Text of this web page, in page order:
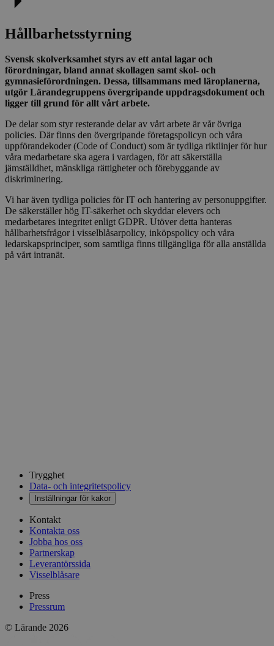
Hållbarhetsstyrning​​​​‌ ‍ ​‍​‍‌‍ ‌ ​‍‌‍‍‌‌‍‌ ‌‍‍‌‌‍ ‍​‍​‍​ ‍‍​‍​‍‌ ​ ‌‍​‌‌‍ ‍‌‍‍‌‌ ‌​‌ ‍‌​‍ ‍‌‍‍‌‌‍ ​‍​‍​‍ ​​‍​‍‌‍‍​‌ ​‍‌‍‌‌‌‍‌‍​‍​‍​ ‍‍​‍​‍​‍ ‌ ​ ‌ ‌​‌ ‌‌‌‍‌​‌‍‍‌‌‍ ​‍ ‌‍‍‌‌‍ ‍‌ ‌​‌‍‌‌‌‍ ‍‌ ‌​​‍ ‌‍‌‌‌‍‌​‌‍‍‌‌ ‌​​‍ ‌‍ ‌‌‍ ‌‍‌​‌‍‌‌​ ‌‌ ​​‌ ​‍‌‍‌‌‌ ​ ‌‍‌‌‌‍ ‍‌ ‌​‌‍​‌‌ ‌​‌‍‍‌‌‍ ‌‍ ‍​ ‍ ‌‍‍‌‌‍‌​​ ‌​ ​‌​ ​‌​ ‌‌‌‍‌‍​ ​‌‌‍‌‌‌‍​‍​ ‌‌​‍ ‌​ ‌​​ ‌​‌‍​‌‌‍‌‍​‍ ‌​ ‌​​ ​ ​ ‌ ‌‍‌‌​‍ ‌‌‍​‍​ ​‍‌‍​‍​ ‌‍​‍ ‌‌‍‌‍‌‍​ ​ ‍‌‌‍‌​​ ​‌‌‍​‌​ ‌ ​ ‌‍​ ‍​​ ​ ‌‍​‌​ ​‌​ ‍ ‌ ‌​‌ ‍‌‌ ​​‌‍‌‌​ ‌‌‍​‌‌ ​‍‌ ‌​‌‍‍‌‌‍​ ‌‍ ​‌‍‌‌‌‌​​‌‍​‌‌‍‌ ‌‍‌‌​ ‍ ‌ ​​‌‍​‌‌ ‌​‌‍‍​​ ‌‌ ​​‌‍​‌‌‍‌ ‌‍‌‌‌​​‍‌ ‌‌‌‍‍‌‌‍ ​‌‍‌​‌‍‌‌‌ ​‍​‍‌‌​ ‌‌‌​​‍‌‌ ‌‍‍ ‌‍‌‌‌ ‍‌​‍‌‌​ ​ ‌​‌​​‍‌‌​ ​ ‌​‌​​‍‌‌​ ​‍​ ​‍​ ‌‍​ ​‍​ ​‌​ ‍​​ ‌‍​ ​‍​ ‌‍‌‍‌‍​ ​ ​ ​‌​ ​ ​ ​‌​‍‌‌​ ​‍​ ​‍​‍‌‌​ ‌‌‌​‌​​‍ ‍‌‍​ ‌‍ ‌‍ ‍‌ ‌​‌‍‌‌‌‍ ‍‌ ‌​​‍‌‌​ ‌‌‌​​‍‌‌ ‌‍‍ ‌‍‌‌‌ ‍‌​‍‌‌​ ​ ‌​‌​​‍‌‌​ ​ ‌​‌​​‍‌‌​ ​‍​ ​‍‌‍‌​‌‍‌‍‌‍​ ‌‍‌‌​ ‌ ​ ​​​ ‌‌​ ‍​​ ​​‌‍​ ‌‍‌‍​ ​ ​‍‌‌​ ​‍​ ​‍​‍‌‌​ ‌‌‌​‌​​‍ ‍‌‍​ ‌‍‍​‌‍‍‌‌‍ ​‌‍‌​‌ ​‍‌‍‌‌‌‍ ‍​‍‌‌​ ‌‌‌​​‍‌‌ ‌‍‍ ‌‍‌‌‌ ‍‌​‍‌‌​ ​ ‌​‌​​‍‌‌​ ​ ‌​‌​​‍‌‌​ ​‍​ ​‍‌‍‌‌​ ‌‌​ ‍​​ ​‍‌‍​‌​ ​ ​ ​‌​ ‍​‌‍‌‍‌‍​ ‌‍​ ​ ​‍​‍‌‌​ ​‍​ ​‍​‍‌‌​ ‌‌‌​‌​​‍ ‍‌ ‌​‌‍‌‌‌ ‍​‌ ‌​​ ‌‍​‍‌‍​‌‌ ​ ‌‍‌‌‌‌‌‌‌ ​‍‌‍ ​​ ‌​‍‌‌​ ​‍‌​‌‍‌ ​ ‌ ‌​‌ ‌‌‌‍‌​‌‍‍‌‌‍ ​‍‌‍‌‍‍‌‌‍‌​​ ‌​ ​‌​ ​‌​ ‌‌‌‍‌‍​ ​‌‌‍‌‌‌‍​‍​ ‌‌​‍ ‌​ ‌​​ ‌​‌‍​‌‌‍‌‍​‍ ‌​ ‌​​ ​ ​ ‌ ‌‍‌‌​‍ ‌‌‍​‍​ ​‍‌‍​‍​ ‌‍​‍ ‌‌‍‌‍‌‍​ ​ ‍‌‌‍‌​​ ​‌‌‍​‌​ ‌ ​ ‌‍​ ‍​​ ​ ‌‍​‌​ ​‌​‍‌‍‌ ‌​‌ ‍‌‌ ​​‌‍‌‌​ ‌‌‍​‌‌ ​‍‌ ‌​‌‍‍‌‌‍​ ‌‍ ​‌‍‌‌‌‌​​‌‍​‌‌‍‌ ‌‍‌‌​‍‌‍‌ ​​‌‍​‌‌ ‌​‌‍‍​​ ‌‌ ​​‌‍​‌‌‍‌ ‌‍‌‌‌​​‍‌ ‌‌‌‍‍‌‌‍ ​‌‍‌​‌‍‌‌‌ ​‍​‍‌‌​ ‌‌‌​​‍‌‌ ‌‍‍ ‌‍‌‌‌ ‍‌​‍‌‌​ ​ ‌​‌​​‍‌‌​ ​ ‌​‌​​‍‌‌​ ​‍​ ​‍​ ‌‍​ ​‍​ ​‌​ ‍​​ ‌‍​ ​‍​ ‌‍‌‍‌‍​ ​ ​ ​‌​ ​ ​ ​‌​‍‌‌​ ​‍​ ​‍​‍‌‌​ ‌‌‌​‌​​‍ ‍‌‍​ ‌‍ ‌‍ ‍‌ ‌​‌‍‌‌‌‍ ‍‌ ‌​​‍‌‌​ ‌‌‌​​‍‌‌ ‌‍‍ ‌‍‌‌‌ ‍‌​‍‌‌​ ​ ‌​‌​​‍‌‌​ ​ ‌​‌​​‍‌‌​ ​‍​ ​‍‌‍‌​‌‍‌‍‌‍​ ‌‍‌‌​ ‌ ​ ​​​ ‌‌​ ‍​​ ​​‌‍​ ‌‍‌‍​ ​ ​‍‌‌​ ​‍​ ​‍​‍‌‌​ ‌‌‌​‌​​‍ ‍‌‍​ ‌‍‍​‌‍‍‌‌‍ ​‌‍‌​‌ ​‍‌‍‌‌‌‍ ‍​‍‌‌​ ‌‌‌​​‍‌‌ ‌‍‍ ‌‍‌‌‌ ‍‌​‍‌‌​ ​ ‌​‌​​‍‌‌​ ​ ‌​‌​​‍‌‌​ ​‍​ ​‍‌‍‌‌​ ‌‌​ ‍​​ ​‍‌‍​‌​ ​ ​ ​‌​ ‍​‌‍‌‍‌‍​ ‌‍​ ​ ​‍​‍‌‌​ ​‍​ ​‍​‍‌‌​ ‌‌‌​‌​​‍ ‍‌ ‌​‌‍‌‌‌ ‍​‌ ‌​​‍‌‍‌ ​​‌‍‌‌‌ ​‍‌ ​ ‌ ​​‌‍‌‌‌‍​ ‌ ‌​‌‍‍‌‌ ‌‍‌‍‌‌​ ‌‌ ​​‌ ‌‌‌‍​‍‌‍ ​‌‍‍‌‌ ​ ‌‍‍​‌‍‌‌‌‍‌​​‍​‍‌ ‌
Svensk skolverksamhet styrs av ett antal lagar och
förordningar, bland annat skollagen samt skol- och
gymnasieförordningen. Dessa, tillsammans med läroplanerna,
utgör Lärandegruppens övergripande uppdragsdokument och
ligger till grund för allt vårt arbete.​​​​‌ ‍ ​‍​‍‌‍ ‌ ​‍‌‍‍‌‌‍‌ ‌‍‍‌‌‍ ‍​‍​‍​ ‍‍​‍​‍‌ ​ ‌‍​‌‌‍ ‍‌‍‍‌‌ ‌​‌ ‍‌​‍ ‍‌‍‍‌‌‍ ​‍​‍​‍ ​​‍​‍‌‍‍​‌ ​‍‌‍‌‌‌‍‌‍​‍​‍​ ‍‍​‍​‍​‍ ‌ ​ ‌ ‌​‌ ‌‌‌‍‌​‌‍‍‌‌‍ ​‍ ‌‍‍‌‌‍ ‍‌ ‌​‌‍‌‌‌‍ ‍‌ ‌​​‍ ‌‍‌‌‌‍‌​‌‍‍‌‌ ‌​​‍ ‌‍ ‌‌‍ ‌‍‌​‌‍‌‌​ ‌‌ ​​‌ ​‍‌‍‌‌‌ ​ ‌‍‌‌‌‍ ‍‌ ‌​‌‍​‌‌ ‌​‌‍‍‌‌‍ ‌‍ ‍​ ‍ ‌‍‍‌‌‍‌​​ ‌​ ​‌​ ​‌​ ‌‌‌‍‌‍​ ​‌‌‍‌‌‌‍​‍​ ‌‌​‍ ‌​ ‌​​ ‌​‌‍​‌‌‍‌‍​‍ ‌​ ‌​​ ​ ​ ‌ ‌‍‌‌​‍ ‌‌‍​‍​ ​‍‌‍​‍​ ‌‍​‍ ‌‌‍‌‍‌‍​ ​ ‍‌‌‍‌​​ ​‌‌‍​‌​ ‌ ​ ‌‍​ ‍​​ ​ ‌‍​‌​ ​‌​ ‍ ‌ ‌​‌ ‍‌‌ ​​‌‍‌‌​ ‌‌‍​‌‌ ​‍‌ ‌​‌‍‍‌‌‍​ ‌‍ ​‌‍‌‌‌‌​​‌‍​‌‌‍‌ ‌‍‌‌​ ‍ ‌ ​​‌‍​‌‌ ‌​‌‍‍​​ ‌‌ ​​‌‍​‌‌‍‌ ‌‍‌‌‌​​‍‌ ‌‌‌‍‍‌‌‍ ​‌‍‌​‌‍‌‌‌ ​‍​‍‌‌​ ‌‌‌​​‍‌‌ ‌‍‍ ‌‍‌‌‌ ‍‌​‍‌‌​ ​ ‌​‌​​‍‌‌​ ​ ‌​‌​​‍‌‌​ ​‍​ ​‍​ ‌‍​ ​‍​ ​‌​ ‍​​ ‌‍​ ​‍​ ‌‍‌‍‌‍​ ​ ​ ​‌​ ​ ​ ​‌​‍‌‌​ ​‍​ ​‍​‍‌‌​ ‌‌‌​‌​​‍ ‍‌‍​ ‌‍ ‌‍ ‍‌ ‌​‌‍‌‌‌‍ ‍‌ ‌​​‍‌‌​ ‌‌‌​​‍‌‌ ‌‍‍ ‌‍‌‌‌ ‍‌​‍‌‌​ ​ ‌​‌​​‍‌‌​ ​ ‌​‌​​‍‌‌​ ​‍​ ​‍‌‍‌‌​ ‌‌​ ‍‌​ ‌‌‌‍‌‍‌‍​ ​ ‌​​ ​ ‌‍​‍‌‍​ ​ ​‌​ ‌​​‍‌‌​ ​‍​ ​‍​‍‌‌​ ‌‌‌​‌​​‍ ‍‌‍​ ‌‍‍​‌‍‍‌‌‍ ​‌‍‌​‌ ​‍‌‍‌‌‌‍ ‍​‍‌‌​ ‌‌‌​​‍‌‌ ‌‍‍ ‌‍‌‌‌ ‍‌​‍‌‌​ ​ ‌​‌​​‍‌‌​ ​ ‌​‌​​‍‌‌​ ​‍​ ​‍​ ​ ​ ​‌​ ‍‌​ ​‍​ ‌​‌‍​‍​ ‌ ​ ‌‍‌‍​‌​ ‍​‌‍​‍‌‍​ ​‍‌‌​ ​‍​ ​‍​‍‌‌​ ‌‌‌​‌​​‍ ‍‌ ‌​‌‍‌‌‌ ‍​‌ ‌​​ ‌‍​‍‌‍​‌‌ ​ ‌‍‌‌‌‌‌‌‌ ​‍‌‍ ​​ ‌​‍‌‌​ ​‍‌​‌‍‌ ​ ‌ ‌​‌ ‌‌‌‍‌​‌‍‍‌‌‍ ​‍‌‍‌‍‍‌‌‍‌​​ ‌​ ​‌​ ​‌​ ‌‌‌‍‌‍​ ​‌‌‍‌‌‌‍​‍​ ‌‌​‍ ‌​ ‌​​ ‌​‌‍​‌‌‍‌‍​‍ ‌​ ‌​​ ​ ​ ‌ ‌‍‌‌​‍ ‌‌‍​‍​ ​‍‌‍​‍​ ‌‍​‍ ‌‌‍‌‍‌‍​ ​ ‍‌‌‍‌​​ ​‌‌‍​‌​ ‌ ​ ‌‍​ ‍​​ ​ ‌‍​‌​ ​‌​‍‌‍‌ ‌​‌ ‍‌‌ ​​‌‍‌‌​ ‌‌‍​‌‌ ​‍‌ ‌​‌‍‍‌‌‍​ ‌‍ ​‌‍‌‌‌‌​​‌‍​‌‌‍‌ ‌‍‌‌​‍‌‍‌ ​​‌‍​‌‌ ‌​‌‍‍​​ ‌‌ ​​‌‍​‌‌‍‌ ‌‍‌‌‌​​‍‌ ‌‌‌‍‍‌‌‍ ​‌‍‌​‌‍‌‌‌ ​‍​‍‌‌​ ‌‌‌​​‍‌‌ ‌‍‍ ‌‍‌‌‌ ‍‌​‍‌‌​ ​ ‌​‌​​‍‌‌​ ​ ‌​‌​​‍‌‌​ ​‍​ ​‍​ ‌‍​ ​‍​ ​‌​ ‍​​ ‌‍​ ​‍​ ‌‍‌‍‌‍​ ​ ​ ​‌​ ​ ​ ​‌​‍‌‌​ ​‍​ ​‍​‍‌‌​ ‌‌‌​‌​​‍ ‍‌‍​ ‌‍ ‌‍ ‍‌ ‌​‌‍‌‌‌‍ ‍‌ ‌​​‍‌‌​ ‌‌‌​​‍‌‌ ‌‍‍ ‌‍‌‌‌ ‍‌​‍‌‌​ ​ ‌​‌​​‍‌‌​ ​ ‌​‌​​‍‌‌​ ​‍​ ​‍‌‍‌‌​ ‌‌​ ‍‌​ ‌‌‌‍‌‍‌‍​ ​ ‌​​ ​ ‌‍​‍‌‍​ ​ ​‌​ ‌​​‍‌‌​ ​‍​ ​‍​‍‌‌​ ‌‌‌​‌​​‍ ‍‌‍​ ‌‍‍​‌‍‍‌‌‍ ​‌‍‌​‌ ​‍‌‍‌‌‌‍ ‍​‍‌‌​ ‌‌‌​​‍‌‌ ‌‍‍ ‌‍‌‌‌ ‍‌​‍‌‌​ ​ ‌​‌​​‍‌‌​ ​ ‌​‌​​‍‌‌​ ​‍​ ​‍​ ​ ​ ​‌​ ‍‌​ ​‍​ ‌​‌‍​‍​ ‌ ​ ‌‍‌‍​‌​ ‍​‌‍​‍‌‍​ ​‍‌‌​ ​‍​ ​‍​‍‌‌​ ‌‌‌​‌​​‍ ‍‌ ‌​‌‍‌‌‌ ‍​‌ ‌​​‍‌‍‌ ​​‌‍‌‌‌ ​‍‌ ​ ‌ ​​‌‍‌‌‌‍​ ‌ ‌​‌‍‍‌‌ ‌‍‌‍‌‌​ ‌‌ ​​‌ ‌‌‌‍​‍‌‍ ​‌‍‍‌‌ ​ ‌‍‍​‌‍‌‌‌‍‌​​‍​‍‌ ‌
De delar som styr resterande delar av vårt arbete är vår övriga
policies. Där finns den övergripande företagspolicyn och våra
uppförandekoder (Code of Conduct) som är tydliga riktlinjer för hur
våra medarbetare ska agera i vardagen, för att säkerställa
jämställdhet, mänskliga rättigheter och förebyggande av
diskriminering. ​​​​‌ ‍ ​‍​‍‌‍ ‌ ​‍‌‍‍‌‌‍‌ ‌‍‍‌‌‍ ‍​‍​‍​ ‍‍​‍​‍‌ ​ ‌‍​‌‌‍ ‍‌‍‍‌‌ ‌​‌ ‍‌​‍ ‍‌‍‍‌‌‍ ​‍​‍​‍ ​​‍​‍‌‍‍​‌ ​‍‌‍‌‌‌‍‌‍​‍​‍​ ‍‍​‍​‍​‍ ‌ ​ ‌ ‌​‌ ‌‌‌‍‌​‌‍‍‌‌‍ ​‍ ‌‍‍‌‌‍ ‍‌ ‌​‌‍‌‌‌‍ ‍‌ ‌​​‍ ‌‍‌‌‌‍‌​‌‍‍‌‌ ‌​​‍ ‌‍ ‌‌‍ ‌‍‌​‌‍‌‌​ ‌‌ ​​‌ ​‍‌‍‌‌‌ ​ ‌‍‌‌‌‍ ‍‌ ‌​‌‍​‌‌ ‌​‌‍‍‌‌‍ ‌‍ ‍​ ‍ ‌‍‍‌‌‍‌​​ ‌​ ​‌​ ​‌​ ‌‌‌‍‌‍​ ​‌‌‍‌‌‌‍​‍​ ‌‌​‍ ‌​ ‌​​ ‌​‌‍​‌‌‍‌‍​‍ ‌​ ‌​​ ​ ​ ‌ ‌‍‌‌​‍ ‌‌‍​‍​ ​‍‌‍​‍​ ‌‍​‍ ‌‌‍‌‍‌‍​ ​ ‍‌‌‍‌​​ ​‌‌‍​‌​ ‌ ​ ‌‍​ ‍​​ ​ ‌‍​‌​ ​‌​ ‍ ‌ ‌​‌ ‍‌‌ ​​‌‍‌‌​ ‌‌‍​‌‌ ​‍‌ ‌​‌‍‍‌‌‍​ ‌‍ ​‌‍‌‌‌‌​​‌‍​‌‌‍‌ ‌‍‌‌​ ‍ ‌ ​​‌‍​‌‌ ‌​‌‍‍​​ ‌‌ ​​‌‍​‌‌‍‌ ‌‍‌‌‌​​‍‌ ‌‌‌‍‍‌‌‍ ​‌‍‌​‌‍‌‌‌ ​‍​‍‌‌​ ‌‌‌​​‍‌‌ ‌‍‍ ‌‍‌‌‌ ‍‌​‍‌‌​ ​ ‌​‌​​‍‌‌​ ​ ‌​‌​​‍‌‌​ ​‍​ ​‍​ ‌‍​ ​‍​ ​‌​ ‍​​ ‌‍​ ​‍​ ‌‍‌‍‌‍​ ​ ​ ​‌​ ​ ​ ​‌​‍‌‌​ ​‍​ ​‍​‍‌‌​ ‌‌‌​‌​​‍ ‍‌‍​ ‌‍ ‌‍ ‍‌ ‌​‌‍‌‌‌‍ ‍‌ ‌​​‍‌‌​ ‌‌‌​​‍‌‌ ‌‍‍ ‌‍‌‌‌ ‍‌​‍‌‌​ ​ ‌​‌​​‍‌‌​ ​ ‌​‌​​‍‌‌​ ​‍​ ​‍​ ‌ ​ ‍​​ ​‌​ ‍​​ ​ ​ ‍‌‌‍‌‍​ ‌​​ ‌ ​ ‍​‌‍​ ​ ‌‌​‍‌‌​ ​‍​ ​‍​‍‌‌​ ‌‌‌​‌​​‍ ‍‌‍​ ‌‍‍​‌‍‍‌‌‍ ​‌‍‌​‌ ​‍‌‍‌‌‌‍ ‍​‍‌‌​ ‌‌‌​​‍‌‌ ‌‍‍ ‌‍‌‌‌ ‍‌​‍‌‌​ ​ ‌​‌​​‍‌‌​ ​ ‌​‌​​‍‌‌​ ​‍​ ​‍​ ‌​​ ‌‌‌‍‌‍​ ​‍​ ​‍​ ‌‍​ ‍​​ ​‍​ ‍​​ ‌ ‌‍‌​‌‍‌​​‍‌‌​ ​‍​ ​‍​‍‌‌​ ‌‌‌​‌​​‍ ‍‌ ‌​‌‍‌‌‌ ‍​‌ ‌​​ ‌‍​‍‌‍​‌‌ ​ ‌‍‌‌‌‌‌‌‌ ​‍‌‍ ​​ ‌​‍‌‌​ ​‍‌​‌‍‌ ​ ‌ ‌​‌ ‌‌‌‍‌​‌‍‍‌‌‍ ​‍‌‍‌‍‍‌‌‍‌​​ ‌​ ​‌​ ​‌​ ‌‌‌‍‌‍​ ​‌‌‍‌‌‌‍​‍​ ‌‌​‍ ‌​ ‌​​ ‌​‌‍​‌‌‍‌‍​‍ ‌​ ‌​​ ​ ​ ‌ ‌‍‌‌​‍ ‌‌‍​‍​ ​‍‌‍​‍​ ‌‍​‍ ‌‌‍‌‍‌‍​ ​ ‍‌‌‍‌​​ ​‌‌‍​‌​ ‌ ​ ‌‍​ ‍​​ ​ ‌‍​‌​ ​‌​‍‌‍‌ ‌​‌ ‍‌‌ ​​‌‍‌‌​ ‌‌‍​‌‌ ​‍‌ ‌​‌‍‍‌‌‍​ ‌‍ ​‌‍‌‌‌‌​​‌‍​‌‌‍‌ ‌‍‌‌​‍‌‍‌ ​​‌‍​‌‌ ‌​‌‍‍​​ ‌‌ ​​‌‍​‌‌‍‌ ‌‍‌‌‌​​‍‌ ‌‌‌‍‍‌‌‍ ​‌‍‌​‌‍‌‌‌ ​‍​‍‌‌​ ‌‌‌​​‍‌‌ ‌‍‍ ‌‍‌‌‌ ‍‌​‍‌‌​ ​ ‌​‌​​‍‌‌​ ​ ‌​‌​​‍‌‌​ ​‍​ ​‍​ ‌‍​ ​‍​ ​‌​ ‍​​ ‌‍​ ​‍​ ‌‍‌‍‌‍​ ​ ​ ​‌​ ​ ​ ​‌​‍‌‌​ ​‍​ ​‍​‍‌‌​ ‌‌‌​‌​​‍ ‍‌‍​ ‌‍ ‌‍ ‍‌ ‌​‌‍‌‌‌‍ ‍‌ ‌​​‍‌‌​ ‌‌‌​​‍‌‌ ‌‍‍ ‌‍‌‌‌ ‍‌​‍‌‌​ ​ ‌​‌​​‍‌‌​ ​ ‌​‌​​‍‌‌​ ​‍​ ​‍​ ‌ ​ ‍​​ ​‌​ ‍​​ ​ ​ ‍‌‌‍‌‍​ ‌​​ ‌ ​ ‍​‌‍​ ​ ‌‌​‍‌‌​ ​‍​ ​‍​‍‌‌​ ‌‌‌​‌​​‍ ‍‌‍​ ‌‍‍​‌‍‍‌‌‍ ​‌‍‌​‌ ​‍‌‍‌‌‌‍ ‍​‍‌‌​ ‌‌‌​​‍‌‌ ‌‍‍ ‌‍‌‌‌ ‍‌​‍‌‌​ ​ ‌​‌​​‍‌‌​ ​ ‌​‌​​‍‌‌​ ​‍​ ​‍​ ‌​​ ‌‌‌‍‌‍​ ​‍​ ​‍​ ‌‍​ ‍​​ ​‍​ ‍​​ ‌ ‌‍‌​‌‍‌​​‍‌‌​ ​‍​ ​‍​‍‌‌​ ‌‌‌​‌​​‍ ‍‌ ‌​‌‍‌‌‌ ‍​‌ ‌​​‍‌‍‌ ​​‌‍‌‌‌ ​‍‌ ​ ‌ ​​‌‍‌‌‌‍​ ‌ ‌​‌‍‍‌‌ ‌‍‌‍‌‌​ ‌‌ ​​‌ ‌‌‌‍​‍‌‍ ​‌‍‍‌‌ ​ ‌‍‍​‌‍‌‌‌‍‌​​‍​‍‌ ‌
Vi har även tydliga policies för IT och hantering av personuppgifter.
De säkerställer hög IT-säkerhet och skyddar elevers och
medarbetares integritet enligt GDPR. Utöver detta hanteras
hållbarhetsfrågor i visselblåsarpolicy, inköpspolicy och våra
ledarskapsprinciper, som samtliga finns tillgängliga för alla anställda
på vårt intranät.​​​​‌ ‍ ​‍​‍‌‍ ‌ ​‍‌‍‍‌‌‍‌ ‌‍‍‌‌‍ ‍​‍​‍​ ‍‍​‍​‍‌ ​ ‌‍​‌‌‍ ‍‌‍‍‌‌ ‌​‌ ‍‌​‍ ‍‌‍‍‌‌‍ ​‍​‍​‍ ​​‍​‍‌‍‍​‌ ​‍‌‍‌‌‌‍‌‍​‍​‍​ ‍‍​‍​‍​‍ ‌ ​ ‌ ‌​‌ ‌‌‌‍‌​‌‍‍‌‌‍ ​‍ ‌‍‍‌‌‍ ‍‌ ‌​‌‍‌‌‌‍ ‍‌ ‌​​‍ ‌‍‌‌‌‍‌​‌‍‍‌‌ ‌​​‍ ‌‍ ‌‌‍ ‌‍‌​‌‍‌‌​ ‌‌ ​​‌ ​‍‌‍‌‌‌ ​ ‌‍‌‌‌‍ ‍‌ ‌​‌‍​‌‌ ‌​‌‍‍‌‌‍ ‌‍ ‍​ ‍ ‌‍‍‌‌‍‌​​ ‌​ ​‌​ ​‌​ ‌‌‌‍‌‍​ ​‌‌‍‌‌‌‍​‍​ ‌‌​‍ ‌​ ‌​​ ‌​‌‍​‌‌‍‌‍​‍ ‌​ ‌​​ ​ ​ ‌ ‌‍‌‌​‍ ‌‌‍​‍​ ​‍‌‍​‍​ ‌‍​‍ ‌‌‍‌‍‌‍​ ​ ‍‌‌‍‌​​ ​‌‌‍​‌​ ‌ ​ ‌‍​ ‍​​ ​ ‌‍​‌​ ​‌​ ‍ ‌ ‌​‌ ‍‌‌ ​​‌‍‌‌​ ‌‌‍​‌‌ ​‍‌ ‌​‌‍‍‌‌‍​ ‌‍ ​‌‍‌‌‌‌​​‌‍​‌‌‍‌ ‌‍‌‌​ ‍ ‌ ​​‌‍​‌‌ ‌​‌‍‍​​ ‌‌ ​​‌‍​‌‌‍‌ ‌‍‌‌‌​​‍‌ ‌‌‌‍‍‌‌‍ ​‌‍‌​‌‍‌‌‌ ​‍​‍‌‌​ ‌‌‌​​‍‌‌ ‌‍‍ ‌‍‌‌‌ ‍‌​‍‌‌​ ​ ‌​‌​​‍‌‌​ ​ ‌​‌​​‍‌‌​ ​‍​ ​‍​ ‌‍​ ​‍​ ​‌​ ‍​​ ‌‍​ ​‍​ ‌‍‌‍‌‍​ ​ ​ ​‌​ ​ ​ ​‌​‍‌‌​ ​‍​ ​‍​‍‌‌​ ‌‌‌​‌​​‍ ‍‌‍​ ‌‍ ‌‍ ‍‌ ‌​‌‍‌‌‌‍ ‍‌ ‌​​‍‌‌​ ‌‌‌​​‍‌‌ ‌‍‍ ‌‍‌‌‌ ‍‌​‍‌‌​ ​ ‌​‌​​‍‌‌​ ​ ‌​‌​​‍‌‌​ ​‍​ ​‍​ ‌​​ ​‍​ ​ ​ ​‍​ ‌‌​ ​‌‌‍​‌‌‍​‍​ ‌​​ ‌‌​ ‌ ​ ​​​‍‌‌​ ​‍​ ​‍​‍‌‌​ ‌‌‌​‌​​‍ ‍‌‍​ ‌‍‍​‌‍‍‌‌‍ ​‌‍‌​‌ ​‍‌‍‌‌‌‍ ‍​‍‌‌​ ‌‌‌​​‍‌‌ ‌‍‍ ‌‍‌‌‌ ‍‌​‍‌‌​ ​ ‌​‌​​‍‌‌​ ​ ‌​‌​​‍‌‌​ ​‍​ ​‍​ ‌ ​ ‍​​ ‍‌​ ‍‌‌‍​ ‌‍‌​​ ‌‌‌‍​‌​ ‌‍​ ‌​‌‍​ ​ ‍​​‍‌‌​ ​‍​ ​‍​‍‌‌​ ‌‌‌​‌​​‍ ‍‌ ‌​‌‍‌‌‌ ‍​‌ ‌​​ ‌‍​‍‌‍​‌‌ ​ ‌‍‌‌‌‌‌‌‌ ​‍‌‍ ​​ ‌​‍‌‌​ ​‍‌​‌‍‌ ​ ‌ ‌​‌ ‌‌‌‍‌​‌‍‍‌‌‍ ​‍‌‍‌‍‍‌‌‍‌​​ ‌​ ​‌​ ​‌​ ‌‌‌‍‌‍​ ​‌‌‍‌‌‌‍​‍​ ‌‌​‍ ‌​ ‌​​ ‌​‌‍​‌‌‍‌‍​‍ ‌​ ‌​​ ​ ​ ‌ ‌‍‌‌​‍ ‌‌‍​‍​ ​‍‌‍​‍​ ‌‍​‍ ‌‌‍‌‍‌‍​ ​ ‍‌‌‍‌​​ ​‌‌‍​‌​ ‌ ​ ‌‍​ ‍​​ ​ ‌‍​‌​ ​‌​‍‌‍‌ ‌​‌ ‍‌‌ ​​‌‍‌‌​ ‌‌‍​‌‌ ​‍‌ ‌​‌‍‍‌‌‍​ ‌‍ ​‌‍‌‌‌‌​​‌‍​‌‌‍‌ ‌‍‌‌​‍‌‍‌ ​​‌‍​‌‌ ‌​‌‍‍​​ ‌‌ ​​‌‍​‌‌‍‌ ‌‍‌‌‌​​‍‌ ‌‌‌‍‍‌‌‍ ​‌‍‌​‌‍‌‌‌ ​‍​‍‌‌​ ‌‌‌​​‍‌‌ ‌‍‍ ‌‍‌‌‌ ‍‌​‍‌‌​ ​ ‌​‌​​‍‌‌​ ​ ‌​‌​​‍‌‌​ ​‍​ ​‍​ ‌‍​ ​‍​ ​‌​ ‍​​ ‌‍​ ​‍​ ‌‍‌‍‌‍​ ​ ​ ​‌​ ​ ​ ​‌​‍‌‌​ ​‍​ ​‍​‍‌‌​ ‌‌‌​‌​​‍ ‍‌‍​ ‌‍ ‌‍ ‍‌ ‌​‌‍‌‌‌‍ ‍‌ ‌​​‍‌‌​ ‌‌‌​​‍‌‌ ‌‍‍ ‌‍‌‌‌ ‍‌​‍‌‌​ ​ ‌​‌​​‍‌‌​ ​ ‌​‌​​‍‌‌​ ​‍​ ​‍​ ‌​​ ​‍​ ​ ​ ​‍​ ‌‌​ ​‌‌‍​‌‌‍​‍​ ‌​​ ‌‌​ ‌ ​ ​​​‍‌‌​ ​‍​ ​‍​‍‌‌​ ‌‌‌​‌​​‍ ‍‌‍​ ‌‍‍​‌‍‍‌‌‍ ​‌‍‌​‌ ​‍‌‍‌‌‌‍ ‍​‍‌‌​ ‌‌‌​​‍‌‌ ‌‍‍ ‌‍‌‌‌ ‍‌​‍‌‌​ ​ ‌​‌​​‍‌‌​ ​ ‌​‌​​‍‌‌​ ​‍​ ​‍​ ‌ ​ ‍​​ ‍‌​ ‍‌‌‍​ ‌‍‌​​ ‌‌‌‍​‌​ ‌‍​ ‌​‌‍​ ​ ‍​​‍‌‌​ ​‍​ ​‍​‍‌‌​ ‌‌‌​‌​​‍ ‍‌ ‌​‌‍‌‌‌ ‍​‌ ‌​​‍‌‍‌ ​​‌‍‌‌‌ ​‍‌ ​ ‌ ​​‌‍‌‌‌‍​ ‌ ‌​‌‍‍‌‌ ‌‍‌‍‌‌​ ‌‌ ​​‌ ‌‌‌‍​‍‌‍ ​‌‍‍‌‌ ​ ‌‍‍​‌‍‌‌‌‍‌​​‍​‍‌ ‌
Trygghet
Data- och integritetspolicy
Inställningar för kakor
Kontakt
Kontakta oss
Jobba hos oss
Partnerskap
Leverantörssida
Visselblåsare
Press
Pressrum
© Lärande 2026